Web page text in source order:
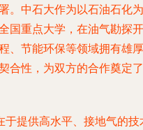
。中石大作为以石油石化为
国重点大学，在油气勘探开
、节能环保等领域拥有雄厚
合性，为双方的合作奠定了
于提供高水平、接地气的技